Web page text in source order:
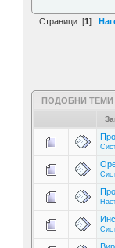
Страници: [1]
ПОДОБНИ ТЕМИ